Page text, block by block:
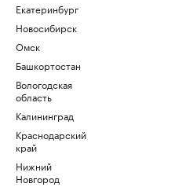
Екатеринбург
Новосибирск
Омск
Башкортостан
Вологодская
область
Калининград
Краснодарский
край
Нижний
Новгород